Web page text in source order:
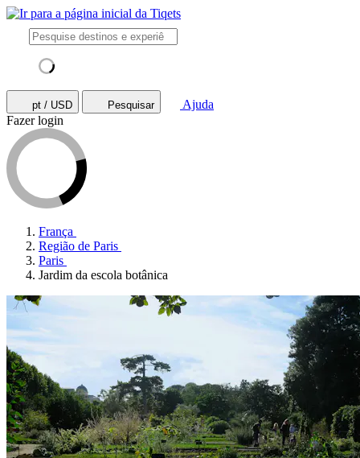
pt / USD Pesquisar
Ajuda
Fazer login
França
Região de Paris
Paris
Jardim da escola botânica